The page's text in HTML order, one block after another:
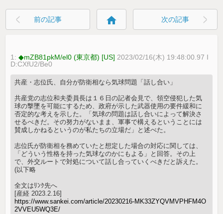
前の記事 home 次の記事
1:◆mZB81pkM/el0 (東京都) [US] 2023/02/16(木) 19:48:00.97 I
D:CXfU2/Be0
共産・志位氏、自分が防衛相なら気球問題「話し合い」
共産党の志位和夫委員長は１６日の記者会見で、領空侵犯した気
球の撃墜を可能にするため、政府が示した武器使用の要件緩和に
否定的な考えを示した。「気球の問題は話し合いによって解決さ
せるべきだ。その努力がないまま、軍事で構えるということには
賛成しかねるというのが私たちの立場だ」と述べた。
志位氏が防衛相を務めていたと想定した場合の対応に関しては、
「どういう性格を持った気球なのかにもよる」と回答。その上
で、外交ルートで対処について話し合っていくべきだと訴えた。
(以下略
全文はﾘﾝｸ先へ
[産経 2023.2.16]
https://www.sankei.com/article/20230216-MK33ZYQVMVPHFM4O
2VVEU5WQ3E/